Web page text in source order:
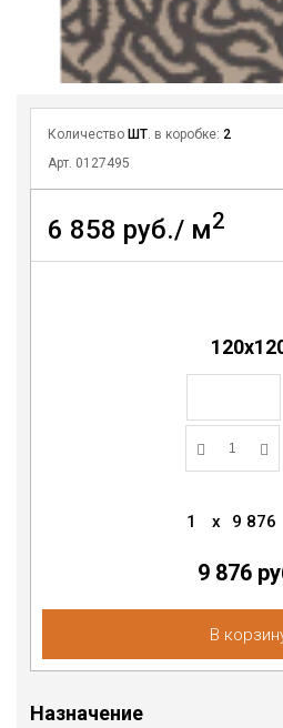
Количество ШТ. в коробке: 2
Арт. 0127495
6 858 руб./ м2
1 x 9 876
9 876
В
Назначение